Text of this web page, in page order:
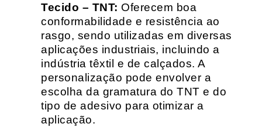
Tecido – TNT: Oferecem boa
conformabilidade e resistência ao
rasgo, sendo utilizadas em diversas
aplicações industriais, incluindo a
indústria têxtil e de calçados. A
personalização pode envolver a
escolha da gramatura do TNT e do
tipo de adesivo para otimizar a
aplicação.